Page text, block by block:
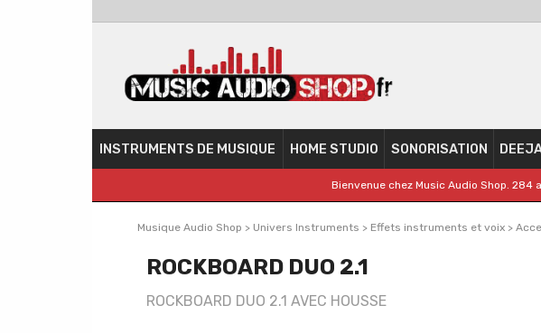
INSTRUMENTS DE MUSIQUE HOME STUDIO SONORISATION
Bienvenue chez Music Audio Shop.
Musique Audio Shop > Univers Instruments > Effets instruments et voix >
ROCKBOARD DUO 2.1
ROCKBOARD DUO 2.1 AVEC HOUSSE